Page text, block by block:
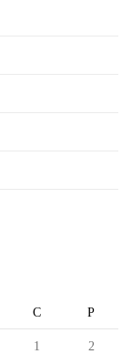
C P
1 2